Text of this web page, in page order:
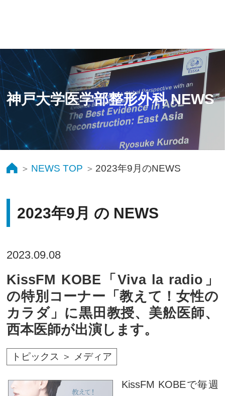
神戸大学医学部整形外科 NEWS
NEWS TOP 2023年9月のNEWS
2023年9月 の NEWS
2023.09.08
KissFM KOBE「Viva la radio」
の特別コーナー「教えて！女性の
カラダ」に黒田教授、美舩医師、
西本医師が出演します。
トピックス ＞ メディア
KissFM KOBEで毎週